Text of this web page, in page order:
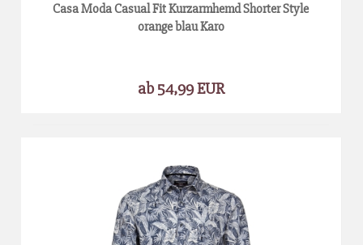
Casa Moda Casual Fit Kurzarmhemd Shorter Style
orange blau Karo
ab 54,99 EUR